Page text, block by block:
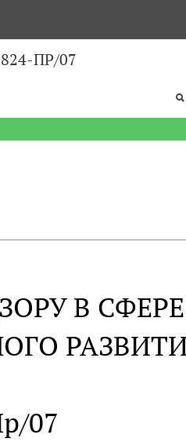
824-ПР/07
В СФЕРЕ
07